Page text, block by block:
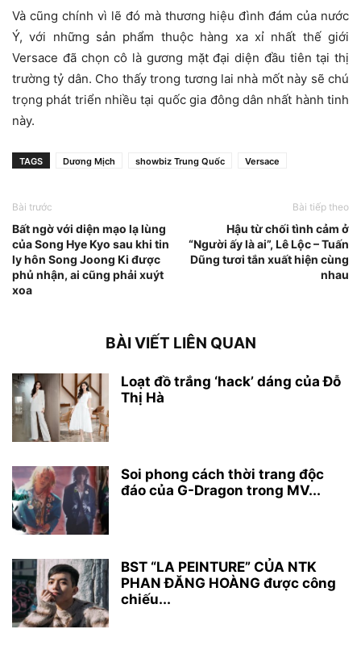
Và cũng chính vì lẽ đó mà thương hiệu đình đám của nước
Ý, với những sản phẩm thuộc hàng xa xỉ nhất thế giới
Versace đã chọn cô là gương mặt đại diện đầu tiên tại thị
trường tỷ dân. Cho thấy trong tương lai nhà mốt này sẽ chú
trọng phát triển nhiều tại quốc gia đông dân nhất hành tinh
này.
TAGS Dương Mịch showbiz Trung Quốc Versace
Bài trước
Bất ngờ với diện mạo lạ lùng
của Song Hye Kyo sau khi tin
ly hôn Song Joong Ki được
phủ nhận, ai cũng phải xuýt
xoa
Bài tiếp theo
Hậu từ chối tình cảm ở
“Người ấy là ai”, Lê Lộc – Tuấn
Dũng tươi tắn xuất hiện cùng
nhau
BÀI VIẾT LIÊN QUAN
Loạt đồ trắng ‘hack’ dáng của Đỗ
Thị Hà
Soi phong cách thời trang độc
đáo của G-Dragon trong MV...
BST “LA PEINTURE” CỦA NTK
PHAN ĐĂNG HOÀNG được công
chiếu...